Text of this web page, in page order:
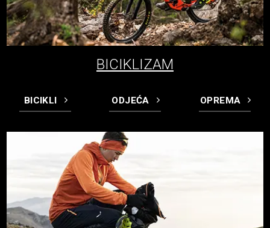
BICIKLIZAM
BICIKLI ODJEĆA OPREMA